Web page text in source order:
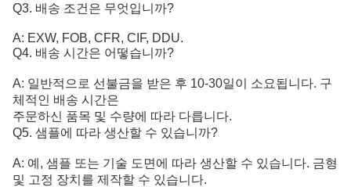
Q3. 배송 조건은 무엇입니까?
A: EXW, FOB, CFR, CIF, DDU.
Q4. 배송 시간은 어떻습니까?
A: 일반적으로 선불금을 받은 후 10-30일이 소요됩니다. 구
체적인 배송 시간은
주문하신 품목 및 수량에 따라 다릅니다.
Q5. 샘플에 따라 생산할 수 있습니까?
A: 예, 샘플 또는 기술 도면에 따라 생산할 수 있습니다. 금형
및 고정 장치를 제작할 수 있습니다.